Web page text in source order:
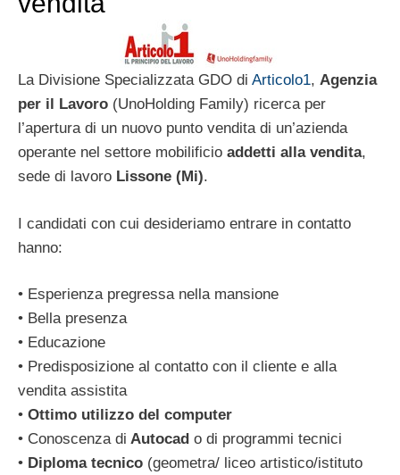
La Divisione Specializzata GDO di Articolo1, Agenzia
per il Lavoro (UnoHolding Family) ricerca per
l’apertura di un nuovo punto vendita di un’azienda
operante nel settore mobilificio addetti alla vendita,
sede di lavoro Lissone (Mi).
I candidati con cui desideriamo entrare in contatto
hanno:
• Esperienza pregressa nella mansione
• Bella presenza
• Educazione
• Predisposizione al contatto con il cliente e alla
vendita assistita
• Ottimo utilizzo del computer
• Conoscenza di Autocad o di programmi tecnici
• Diploma tecnico (geometra/ liceo artistico/istituto